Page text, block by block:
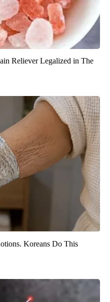
Reliever Legalized in The
Koreans Do This